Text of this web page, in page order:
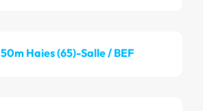
50m Haies (65)-Salle / BEF